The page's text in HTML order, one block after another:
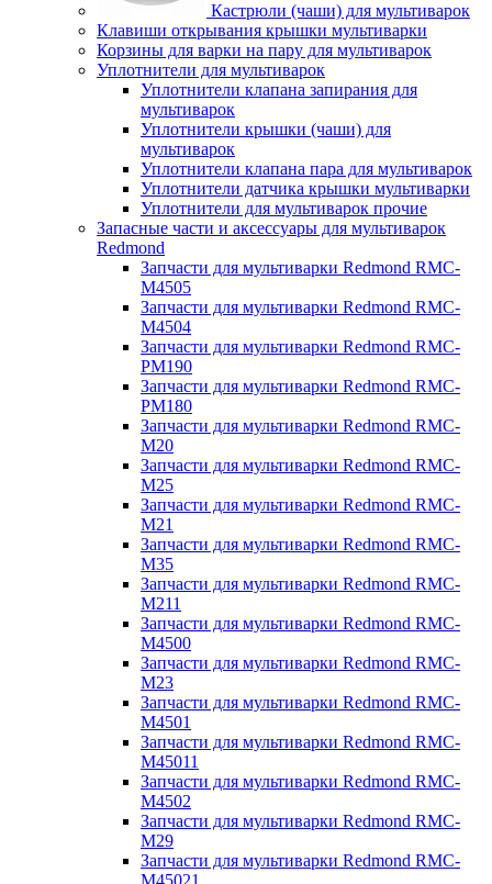
Кастрюли (чаши) для мультиварок
Клавиши открывания крышки мультиварки
Корзины для варки на пару для мультиварок
Уплотнители для мультиварок
Уплотнители клапана запирания для
мультиварок
Уплотнители крышки (чаши) для
мультиварок
Уплотнители клапана пара для мультиварок
Уплотнители датчика крышки мультиварки
Уплотнители для мультиварок прочие
Запасные части и аксессуары для мультиварок
Redmond
Запчасти для мультиварки Redmond RMC-
M4505
Запчасти для мультиварки Redmond RMC-
M4504
Запчасти для мультиварки Redmond RMC-
PM190
Запчасти для мультиварки Redmond RMC-
PM180
Запчасти для мультиварки Redmond RMC-
M20
Запчасти для мультиварки Redmond RMC-
M25
Запчасти для мультиварки Redmond RMC-
M21
Запчасти для мультиварки Redmond RMC-
M35
Запчасти для мультиварки Redmond RMC-
M211
Запчасти для мультиварки Redmond RMC-
M4500
Запчасти для мультиварки Redmond RMC-
M23
Запчасти для мультиварки Redmond RMC-
M4501
Запчасти для мультиварки Redmond RMC-
M45011
Запчасти для мультиварки Redmond RMC-
M4502
Запчасти для мультиварки Redmond RMC-
M29
Запчасти для мультиварки Redmond RMC-
M45021